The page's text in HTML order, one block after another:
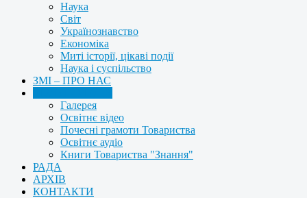
Наука
Світ
Українознавство
Економіка
Миті історії, цікаві події
Наука і суспільство
ЗМІ – ПРО НАС
Галерея
Освітнє відео
Почесні грамоти Товариства
Освітнє аудіо
Книги Товариства "Знання"
РАДА
АРХІВ
КОНТАКТИ